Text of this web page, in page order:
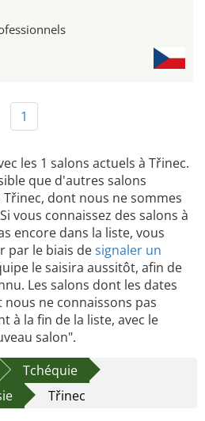
1
les 1 salons actuels à Třinec.
que d'autres salons
dont nous ne sommes
vous connaissez des salons à
encore dans la liste, vous
par le biais designaler un
le saisira aussitôt, afin de
Les salons dont les dates
ne connaissons pas
à la fin de la liste, avec le
salon".
Tchéquie
Třinec